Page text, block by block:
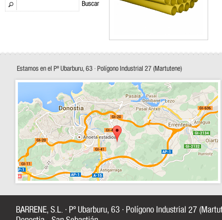
Buscar
Estamos en el Pº Ubarburu, 63 · Polígono Industrial 27 (Martutene)
BARRENE, S.L. · Pº Ubarburu, 63 · Polígono Industrial 27